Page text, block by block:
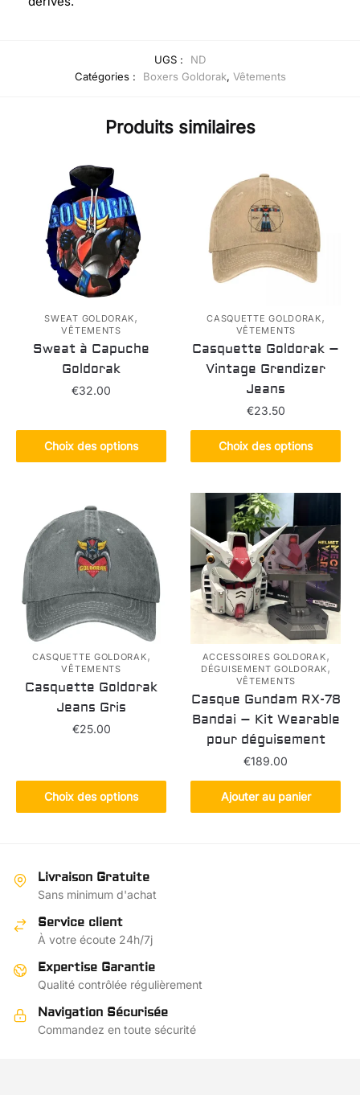
UGS :
ND
Catégories :
Boxers Goldorak, Vêtements
Produits similaires
SWEAT GOLDORAK,
VÊTEMENTS
Sweat à Capuche
Goldorak
€32.00
Choix des options
produit
a
Les
options
peuvent
être
choisies
sur
page
du
produit
CASQUETTE GOLDORAK,
VÊTEMENTS
Casquette Goldorak –
Vintage Grendizer
Jeans
€23.50
Choix des options
Ce
produit
plusieurs
variations.
Les
options
peuvent
être
choisies
sur
la
page
du
produit
CASQUETTE GOLDORAK,
VÊTEMENTS
Casquette Goldorak
Jeans Gris
€25.00
Choix des options
produit
a
plusieurs
options
peuvent
être
choisies
la
page
du
produit
ACCESSOIRES GOLDORAK,
DÉGUISEMENT GOLDORAK,
VÊTEMENTS
Casque Gundam RX-78
Bandai – Kit Wearable
pour déguisement
€189.00
Ajouter au panier
Livraison Gratuite
Sans minimum d'achat
Service client
À votre écoute 24h/7j
Expertise Garantie
Qualité contrôlée régulièrement
Navigation Sécurisée
Commandez en toute sécurité